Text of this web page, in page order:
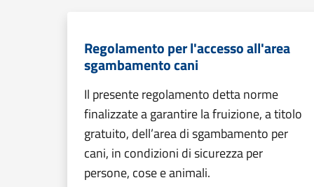
Regolamento per l'accesso all'area
sgambamento cani
Il presente regolamento detta norme
finalizzate a garantire la fruizione, a titolo
gratuito, dell’area di sgambamento per
cani, in condizioni di sicurezza per
persone, cose e animali.